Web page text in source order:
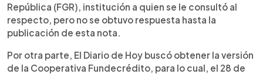
República (FGR), institución a quien se le consultó al
respecto, pero no se obtuvo respuesta hasta la
publicación de esta nota.
Por otra parte, El Diario de Hoy buscó obtener la versión
de la Cooperativa Fundecrédito, para lo cual, el 28 de